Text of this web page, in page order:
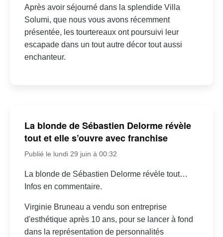
Après avoir séjourné dans la splendide Villa
Solumi, que nous vous avons récemment
présentée, les tourtereaux ont poursuivi leur
escapade dans un tout autre décor tout aussi
enchanteur.
La blonde de Sébastien Delorme révèle
tout et elle s’ouvre avec franchise
Publié le lundi 29 juin à 00:32
La blonde de Sébastien Delorme révèle tout…
Infos en commentaire.
Virginie Bruneau a vendu son entreprise
d'esthétique après 10 ans, pour se lancer à fond
dans la représentation de personnalités